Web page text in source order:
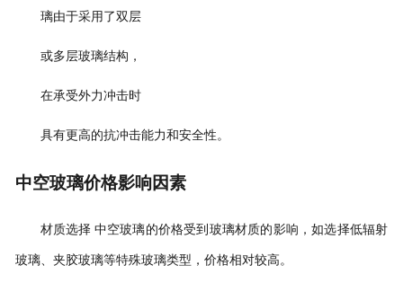
璃由于采用了双层
或多层玻璃结构，
在承受外力冲击时
具有更高的抗冲击能力和安全性。
中空玻璃价格影响因素
材质选择 中空玻璃的价格受到玻璃材质的影响，如选择低辐射
玻璃、夹胶玻璃等特殊玻璃类型，价格相对较高。